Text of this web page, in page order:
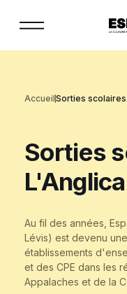
AccueilSorties
Sorties
Au fil des années,
Lévis) est devenu
établissements
et des CPE dans les
Appalaches et de la